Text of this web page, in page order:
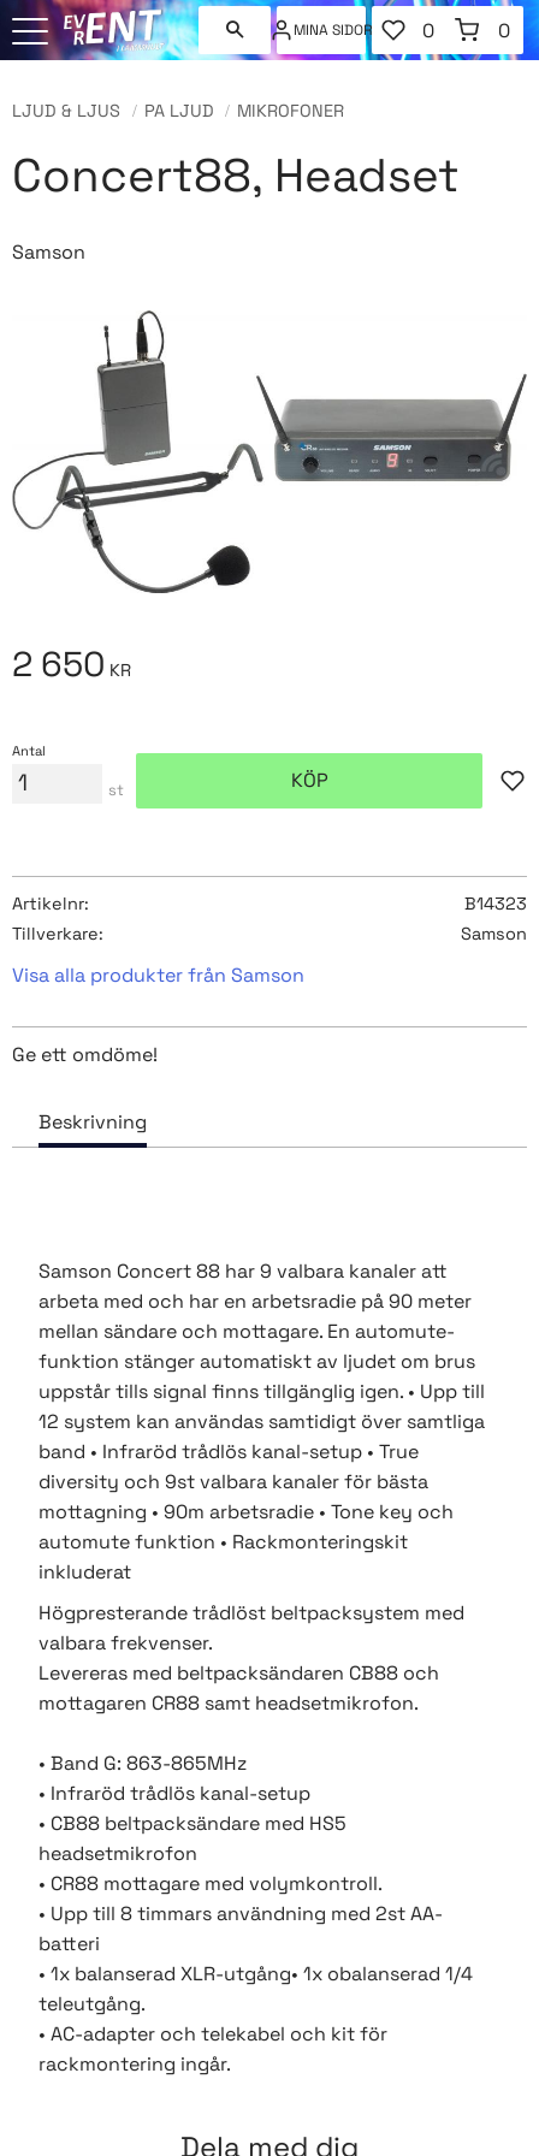
MINA SIDOR
FAVORITER
ANTAL
0
KUNDVAGN
0
LJUD & LJUS PA LJUD MIKROFONER
Concert88, Headset
Samson
2 650 KR
Antal
st KÖP
Artikelnr
B14323
Tillverkare
Samson
Visa alla produkter från Samson
Ge ett omdöme!
Samson Concert 88 har 9 valbara kanaler att
arbeta med och har en arbetsradie på 90 meter
mellan sändare och mottagare. En automute-
funktion stänger automatiskt av ljudet om brus
uppstår tills signal finns tillgänglig igen. • Upp till
12 system kan användas samtidigt över samtliga
band • Infraröd trådlös kanal-setup • True
diversity och 9st valbara kanaler för bästa
mottagning • 90m arbetsradie • Tone key och
automute funktion • Rackmonteringskit
inkluderat
Högpresterande trådlöst beltpacksystem med
valbara frekvenser.
Levereras med beltpacksändaren CB88 och
mottagaren CR88 samt headsetmikrofon.
• Band G: 863-865MHz
• Infraröd trådlös kanal-setup
• CB88 beltpacksändare med HS5
headsetmikrofon
• CR88 mottagare med volymkontroll.
• Upp till 8 timmars användning med 2st AA-
batteri
• 1x balanserad XLR-utgång• 1x obalanserad 1/4
teleutgång.
• AC-adapter och telekabel och kit för
rackmontering ingår.
Dela med dig